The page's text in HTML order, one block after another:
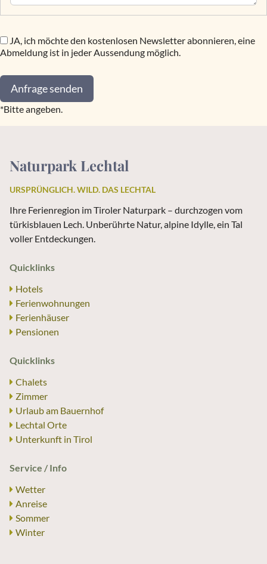
JA, ich möchte den kostenlosen Newsletter abonnieren, eine
Abmeldung ist in jeder Aussendung möglich.
Anfrage senden
*Bitte angeben.
Naturpark Lechtal
URSPRÜNGLICH. WILD. DAS LECHTAL
Ihre Ferienregion im Tiroler Naturpark – durchzogen vom
türkisblauen Lech. Unberührte Natur, alpine Idylle, ein Tal
voller Entdeckungen.
Quicklinks
Hotels
Ferienwohnungen
Ferienhäuser
Pensionen
Quicklinks
Chalets
Zimmer
Urlaub am Bauernhof
Lechtal Orte
Unterkunft in Tirol
Service / Info
Wetter
Anreise
Sommer
Winter